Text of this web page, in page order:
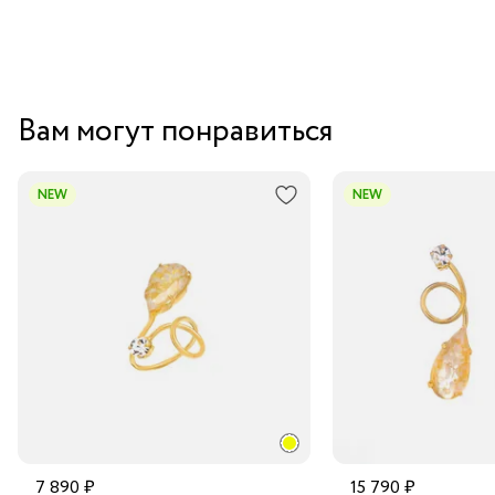
Вам могут понравиться
NEW
7 890 ₽
NEW
15 790 ₽